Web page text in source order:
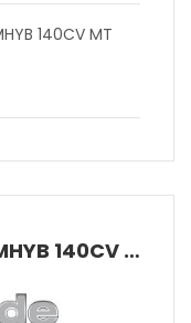
140CV MT
QASHQAI N-CONNECTA MHYB 140CV MT 2W